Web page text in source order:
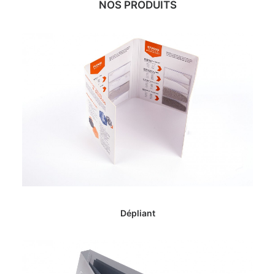
NOS PRODUITS
Dépliant